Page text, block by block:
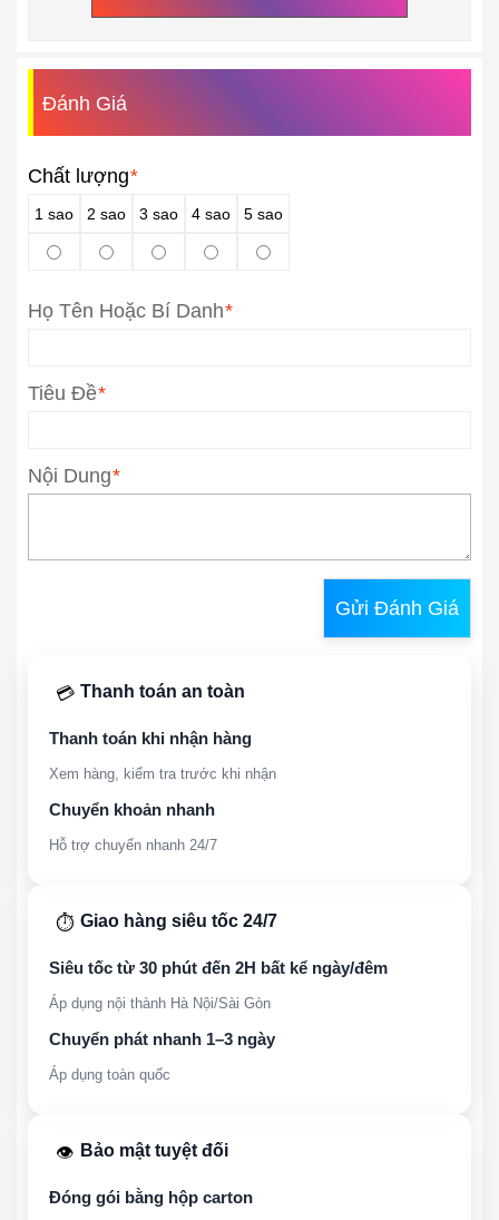
Đánh Giá
Chất lượng*
1 sao 2 sao 3 sao 4 sao 5 sao
*
Họ Tên Hoặc Bí Danh
*
Tiêu Đề
*
Nội Dung
Gửi Đánh Giá
💳 Thanh toán an toàn
Thanh toán khi nhận hàng
Xem hàng, kiểm tra trước khi nhận
Chuyển khoản nhanh
Hỗ trợ chuyển nhanh 24/7
⏱️ Giao hàng siêu tốc 24/7
Siêu tốc từ 30 phút đến 2H bất kể ngày/đêm
Áp dụng nội thành Hà Nội/Sài Gòn
Chuyển phát nhanh 1–3 ngày
Áp dụng toàn quốc
👁️ Bảo mật tuyệt đối
Đóng gói bằng hộp carton